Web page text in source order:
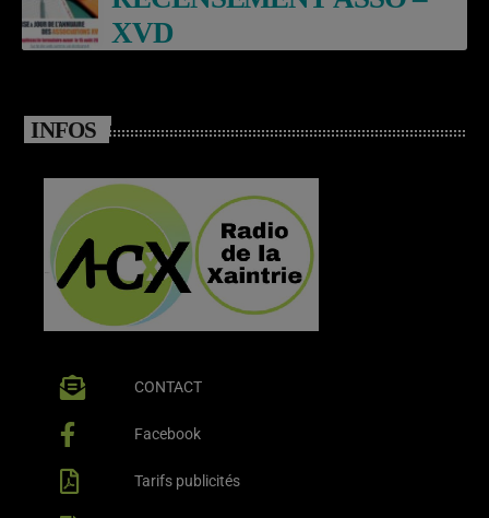
XVD
INFOS
CONTACT
Facebook
Tarifs publicités